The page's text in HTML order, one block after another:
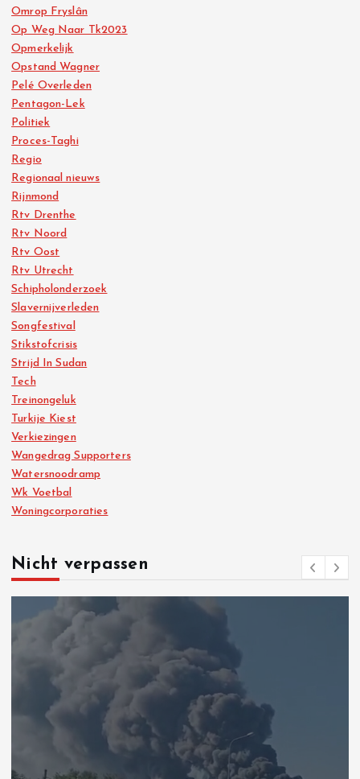
Omrop Fryslân
Op Weg Naar Tk2023
Opmerkelijk
Opstand Wagner
Pelé Overleden
Pentagon-Lek
Politiek
Proces-Taghi
Regio
Regionaal nieuws
Rijnmond
Rtv Drenthe
Rtv Noord
Rtv Oost
Rtv Utrecht
Schipholonderzoek
Slavernijverleden
Songfestival
Stikstofcrisis
Strijd In Sudan
Tech
Treinongeluk
Turkije Kiest
Verkiezingen
Wangedrag Supporters
Watersnoodramp
Wk Voetbal
Woningcorporaties
Nicht verpassen